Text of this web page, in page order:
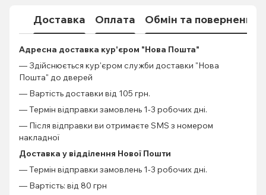
Доставка Оплата Обмін та повернення
Адресна доставка кур'єром "Нова Пошта"
— Здійснюється кур'єром служби доставки "Нова
Пошта" до дверей
— Вартість доставки від 105 грн.
— Термін відправки замовлень 1-3 робочих дні.
— Після відправки ви отримаєте SMS з номером
накладної
Доставка у відділення Нової Пошти
— Термін відправки замовлень 1-3 робочих дні.
— Вартість: від 80 грн